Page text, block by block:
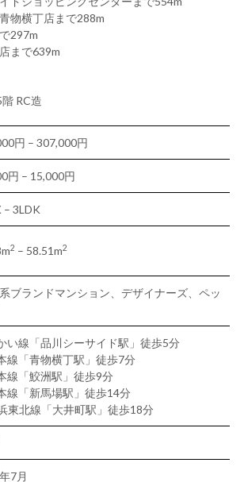
物横丁店まで288m
297m
まで639m
RC造
円 – 307,000円
円 – 15,000円
– 3LDK
2 – 58.51m2
ブランドマンション、デザイナーズ、ペッ
い線「品川シーサイド駅」徒歩5分
線「青物横丁駅」徒歩7分
線「鮫洲駅」徒歩9分
線「新馬場駅」徒歩14分
東北線「大井町駅」徒歩18分
7月